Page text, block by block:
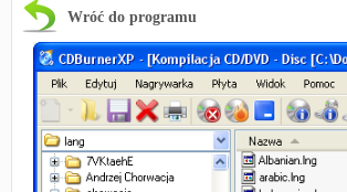
Wróć do programu